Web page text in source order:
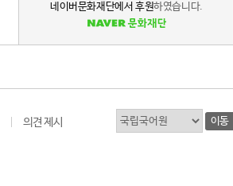
네이버문화재단에서 후원하였습니다.
의견 제시 이동